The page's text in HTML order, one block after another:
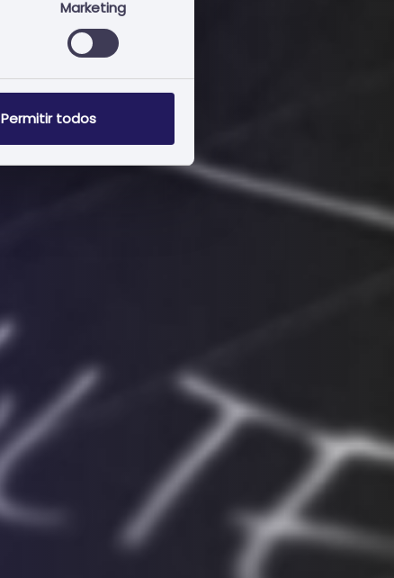
Marketing
Permitir todos